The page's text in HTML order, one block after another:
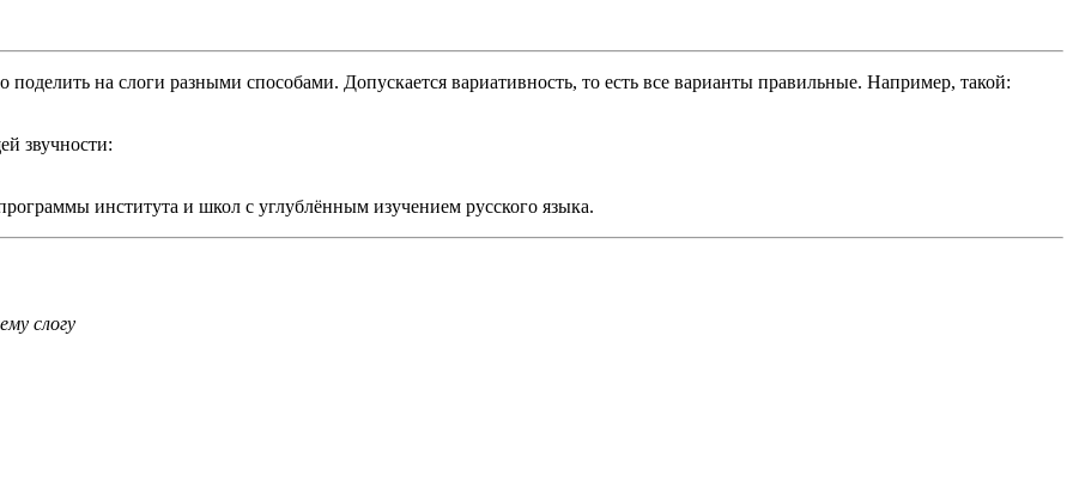
на слоги разными способами. Допускается вариативность, то есть все варианты правильные. Например, такой:
звучности:
института и школ с углублённым изучением русского языка.
слогу